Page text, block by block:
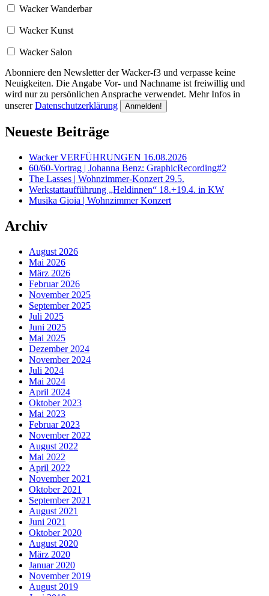
Wacker Wanderbar
Wacker Kunst
Wacker Salon
Abonniere den Newsletter der Wacker-f3 und verpasse keine
Neuigkeiten. Die Angabe Vor- und Nachname ist freiwillig und
wird nur zu persönlichen Ansprache verwendet. Mehr Infos in
unsererDatenschutzerklärung
Neueste Beiträge
Wacker VERFÜHRUNGEN 16.08.2026
60/60-Vortrag | Johanna Benz: GraphicRecording#2
The Lasses | Wohnzimmer-Konzert 29.5.
Werkstattaufführung „Heldinnen“ 18.+19.4. in KW
Musika Gioia | Wohnzimmer Konzert
Archiv
August 2026
Mai 2026
März 2026
Februar 2026
November 2025
September 2025
Juli 2025
Juni 2025
Mai 2025
Dezember 2024
November 2024
Juli 2024
Mai 2024
April 2024
Oktober 2023
Mai 2023
Februar 2023
November 2022
August 2022
Mai 2022
April 2022
November 2021
Oktober 2021
September 2021
August 2021
Juni 2021
Oktober 2020
August 2020
März 2020
Januar 2020
November 2019
August 2019